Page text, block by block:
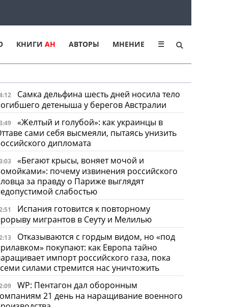
КНИГИ АН АВТОРЫ МНЕНИЕ ☰
Самка дельфина шесть дней носила тело
детеныша у берегов Австралии
«Желтый и голубой»: как украинцы в
сами себя высмеяли, пытаясь унизить
дипломата
«Бегают крысы, воняет мочой и
почему извинения российского
за правду о Париже выглядят
слабостью
Испания готовится к повторному
мигрантов в Сеуту и Мелилью
Отказываются с гордым видом, но «под
покупают: как Европа тайно
импорт российского газа, пока
силами стремится нас уничтожить
WP: Пентагон дал оборонным
21 день на наращивание военного